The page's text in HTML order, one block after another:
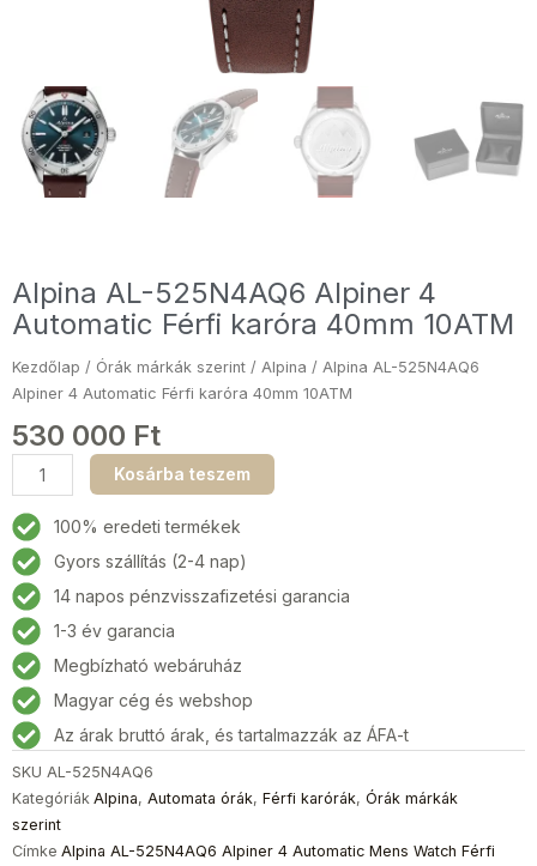
Alpina AL-525N4AQ6 Alpiner 4
Automatic Férfi karóra 40mm 10ATM
Kezdőlap / Órák márkák szerint / Alpina / Alpina AL-525N4AQ6
Alpiner 4 Automatic Férfi karóra 40mm 10ATM
530 000 Ft
Alpina
AL-
525N4AQ6
Alpiner
4
Automatic
Férfi
karóra
40mm
10ATM
mennyiség
Kosárba teszem
100% eredeti termékek
Gyors szállítás (2-4 nap)
14 napos pénzvisszafizetési garancia
1-3 év garancia
Megbízható webáruház
Magyar cég és webshop
Az árak bruttó árak, és tartalmazzák az ÁFA-t
SKU AL-525N4AQ6
Kategóriák Alpina, Automata órák, Férfi karórák, Órák márkák
szerint
Címke Alpina AL-525N4AQ6 Alpiner 4 Automatic Mens Watch Férfi